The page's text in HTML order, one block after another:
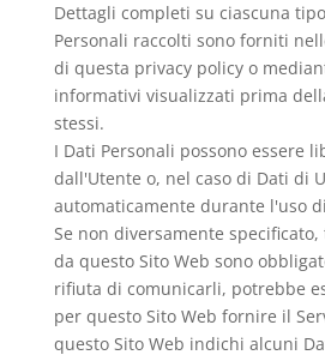
Dettagli completi su ciascuna
Personali raccolti sono forniti
di questa privacy policy o
informativi visualizzati prima
stessi.
I Dati Personali possono essere
dall'Utente o, nel caso di Dati di
automaticamente durante l'uso
Se non diversamente
da questo Sito Web sono
rifiuta di comunicarli, potrebbe
per questo Sito Web fornire il
questo Sito Web indichi alcuni